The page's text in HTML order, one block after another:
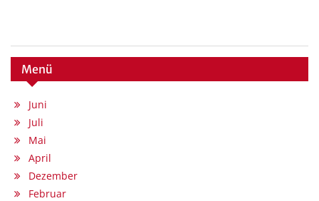
Menü
Juni
Juli
Mai
April
Dezember
Februar